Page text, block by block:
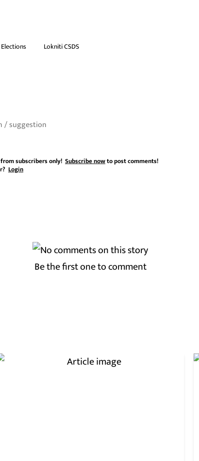
Lokniti CSDS
subscribers only! Subscribe nowto post comments!
Login
Be the first one to comment